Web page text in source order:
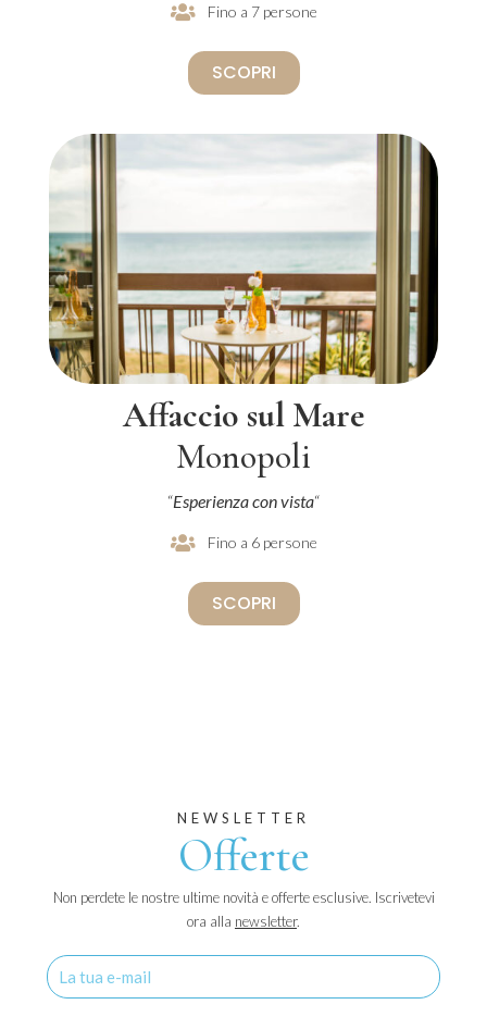
Fino a 7 persone
SCOPRI
Affaccio sul Mare
Monopoli
“Esperienza con vista“
Fino a 6 persone
SCOPRI
NEWSLETTER
Offerte
Non perdete le nostre ultime novità e offerte esclusive. Iscrivetevi
ora alla newsletter.